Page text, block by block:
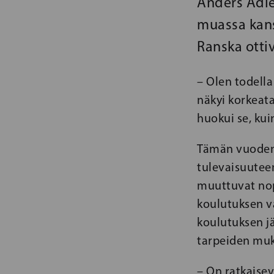
muassa
Ranska
– Olen
näkyi
huokui se,
Tämän
muuttuvat
koulutuksen
koulutuksen
tarpeiden
– On